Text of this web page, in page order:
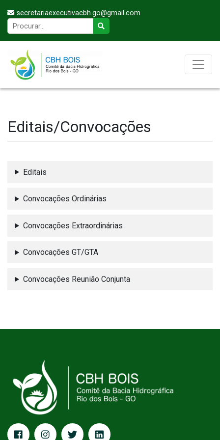
secretariaexecutivacbh.go@gmail.com
Editais/Convocações
Editais
Convocações Ordinárias
Convocações Extraordinárias
Convocações GT/GTA
Convocações Reunião Conjunta